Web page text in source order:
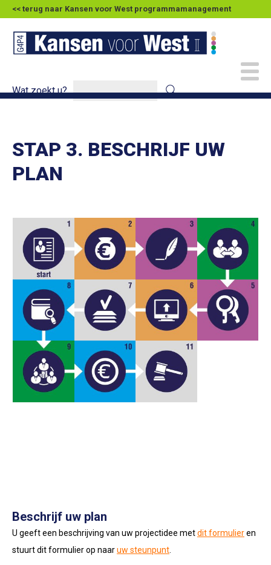
<< terug naar Kansen voor West programmamanagement
Wat zoekt u?
STAP 3. BESCHRIJF UW
PLAN
Beschrijf uw plan
U geeft een beschrijving van uw projectidee metdit formulieren
stuurt dit formulier op naaruw steunpunt